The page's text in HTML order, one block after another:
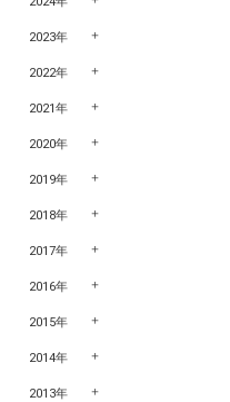
2023年
2022年
2021年
2020年
2019年
2018年
2017年
2016年
2015年
2014年
2013年